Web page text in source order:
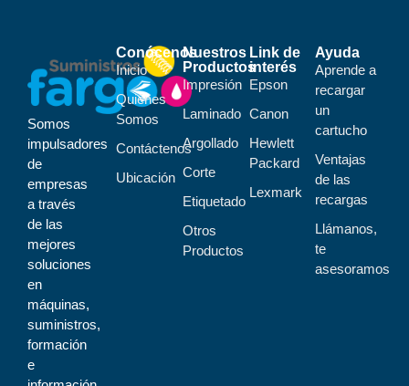
Somos
impulsadores
de
empresas
a través
de las
mejores
soluciones
en
máquinas,
suministros,
formación
e
Conócenos
Inicio
Quiénes
Somos
Contáctenos
Ubicación
Nuestros
Productos
Impresión
Laminado
Argollado
Corte
Etiquetado
Otros
Productos
Link de
interés
Epson
Canon
Hewlett
Packard
Lexmark
Ayuda
Aprende a
recargar
un
cartucho
Ventajas
de las
recargas
Llámanos,
te
asesoramos